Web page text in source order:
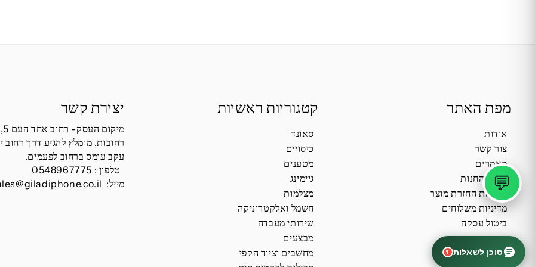
סוכן לשאלות 1
💬
מפת האתר
אודות
צור קשר
מאמרים
תקנון החנות
מדיניות החזרת מוצר
מדיניות משלוחים
ביטול עסקה
קטגוריות ראשיות
סאונד
כיסויים
מטענים
גיימינג
מצלמות
חשמל ואלקטרוניקה
שירותי מעבדה
מבצעים
מחשבים וציוד הקפי
יצירת קשר
מיקום העסק- רחוב אחד העם 5,
רחובות, מומלץ להגיע דרך רחוב
עקב עומס ברחוב לפעמים.
טלפון : 0548967775
מייל: